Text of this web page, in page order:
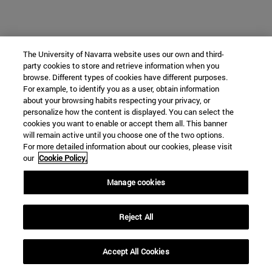
The University of Navarra website uses our own and third-
party cookies to store and retrieve information when you
browse. Different types of cookies have different purposes.
For example, to identify you as a user, obtain information
about your browsing habits respecting your privacy, or
personalize how the content is displayed. You can select the
cookies you want to enable or accept them all. This banner
will remain active until you choose one of the two options.
For more detailed information about our cookies, please visit
our Cookie Policy.
Manage cookies
Reject All
Accept All Cookies